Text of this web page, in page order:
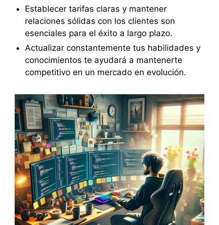
Establecer tarifas claras y mantener
relaciones sólidas con los clientes son
esenciales para el éxito a largo plazo.
Actualizar constantemente tus habilidades y
conocimientos te ayudará a mantenerte
competitivo en un mercado en evolución.